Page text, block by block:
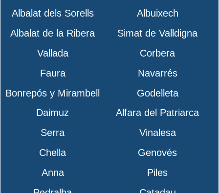
Albalat dels Sorells
Albuixech
Albalat de la Ribera
Simat de Valldigna
Vallada
Corbera
Faura
Navarrés
Bonrepós y Mirambell
Godelleta
Daimuz
Alfara del Patriarca
Serra
Vinalesa
Chella
Genovés
Anna
Piles